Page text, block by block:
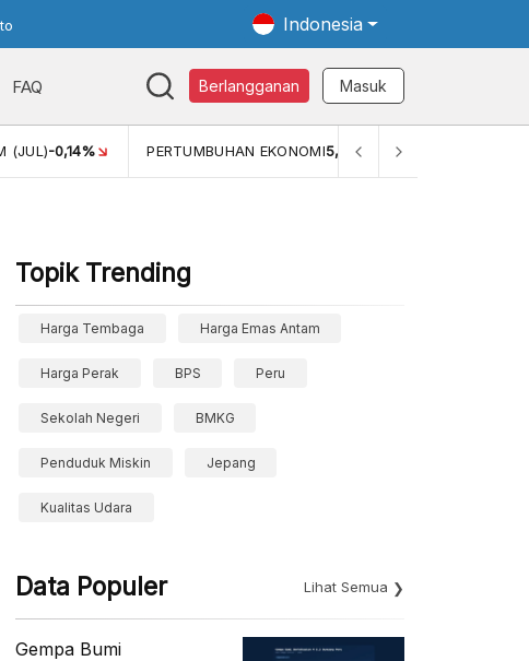
Indonesia
FAQ Berlangganan Masuk
(JUL)-0,14% PERTUMBUHAN EKONOMI5,11%
Topik Trending
Harga Tembaga Harga Emas Antam
Harga Perak BPS Peru
Sekolah Negeri BMKG
Penduduk Miskin Jepang
Kualitas Udara
Data Populer Lihat Semua
Gempa Bumi